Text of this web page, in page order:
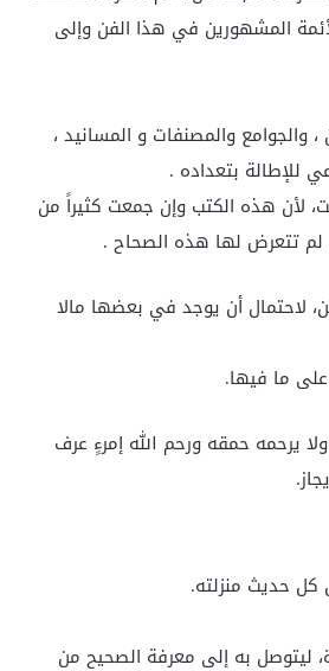
المشهورين في هذا الفن وإلى
والجوامع والمصنفات و المسانيد ،
للإطالة بتعداده .
لأن هذه الكتب وإن جمعت كثيراً من
لم تتعرض لها هذه الصحاح .
لاحتمال أن يوجد في بعضها مالا
ما فيها.
يرحمه حمقه ورحم الله إمرءٍ عرف
كل حديث منزلته.
ليتوصل به إلى معرفة الصحيح من